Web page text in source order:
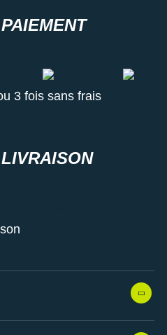
Carte paypal Carte
3 fois sans frais
relais ou retrait en magasin